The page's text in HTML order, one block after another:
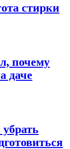
стирки
почему
даче